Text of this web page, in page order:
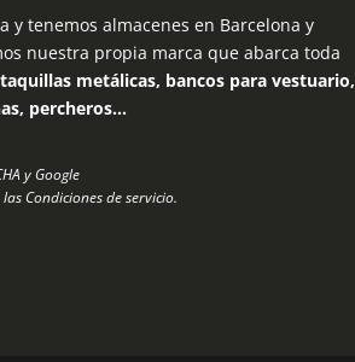
y tenemos almacenes en Barcelona y
nuestra propia marca que abarca toda
taquillas metálicas, bancos para vestuario,
percheros…
y Google
Condiciones de servicio.